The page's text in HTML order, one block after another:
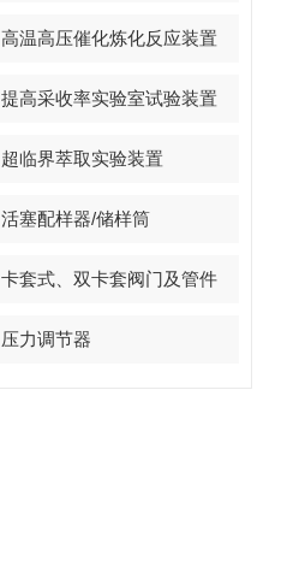
高温高压催化炼化反应装置
提高采收率实验室试验装置
超临界萃取实验装置
活塞配样器/储样筒
卡套式、双卡套阀门及管件
压力调节器